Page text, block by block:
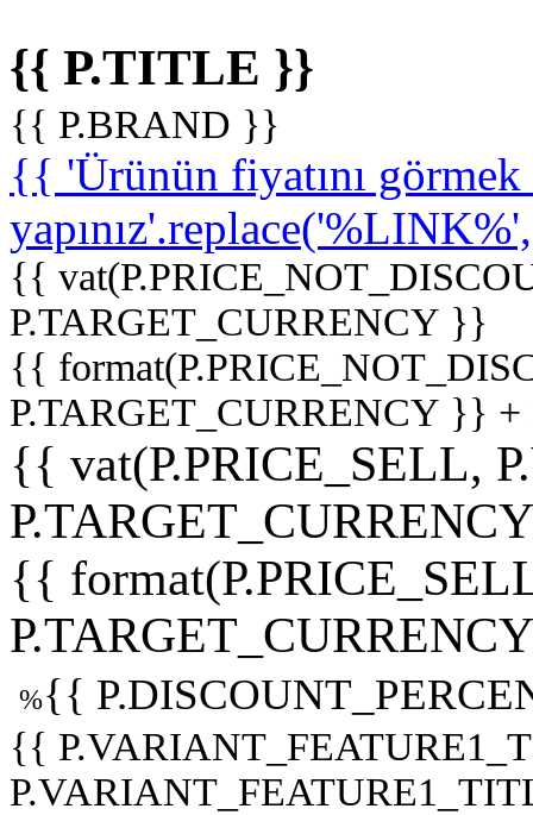
{{ P.TITLE }}
{{ P.BRAND }}
{{ 'Ürünün fiyatını
{{
P.TARGET_CURRENCY }}
{{
P.TARGET_CURRENCY }}
{{ vat(P.PRICE_SELL,
{{
%{{
{{